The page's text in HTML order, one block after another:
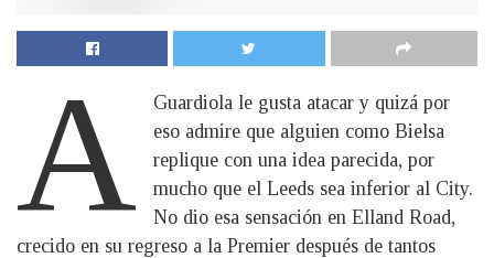
A
Guardiola le gusta atacar y quizá por
eso admire que alguien como Bielsa
replique con una idea parecida, por
mucho que el Leeds sea inferior al City.
No dio esa sensación en Elland Road,
crecido en su regreso a la Premier después de tantos